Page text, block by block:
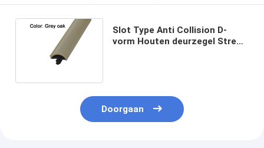
Slot Type Anti Collision D-
vorm Houten deurzegel Streep
Doorgaan